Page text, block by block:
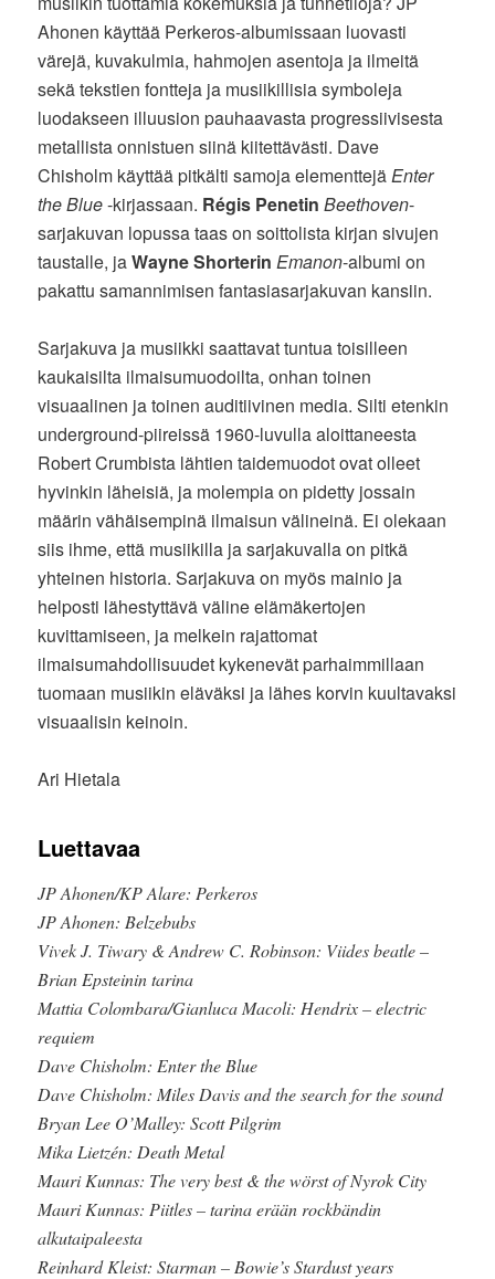
Ahonen käyttää Perkeros-albumissaan luovasti
värejä, kuvakulmia, hahmojen asentoja ja ilmeitä
sekä tekstien fontteja ja musiikillisia symboleja
luodakseen illuusion pauhaavasta progressiivisesta
metallista onnistuen siinä kiitettävästi. Dave
Chisholm käyttää pitkälti samoja elementtejäEnter
the Blue-kirjassaan. Régis Penetin Beethoven-
sarjakuvan lopussa taas on soittolista kirjan sivujen
taustalle, jaWayne Shorterin Emanon-albumi on
pakattu samannimisen fantasiasarjakuvan kansiin.
Sarjakuva ja musiikki saattavat tuntua toisilleen
kaukaisilta ilmaisumuodoilta, onhan toinen
visuaalinen ja toinen auditiivinen media. Silti etenkin
underground-piireissä 1960-luvulla aloittaneesta
Robert Crumbista lähtien taidemuodot ovat olleet
hyvinkin läheisiä, ja molempia on pidetty jossain
määrin vähäisempinä ilmaisun välineinä. Ei olekaan
siis ihme, että musiikilla ja sarjakuvalla on pitkä
yhteinen historia. Sarjakuva on myös mainio ja
helposti lähestyttävä väline elämäkertojen
kuvittamiseen, ja melkein rajattomat
ilmaisumahdollisuudet kykenevät parhaimmillaan
tuomaan musiikin eläväksi ja lähes korvin kuultavaksi
visuaalisin keinoin.
Ari Hietala
Luettavaa
JP Ahonen/KP Alare: Perkeros
JP Ahonen: Belzebubs
Vivek J. Tiwary & Andrew C. Robinson: Viides beatle –
Brian Epsteinin tarina
Mattia Colombara/Gianluca Macoli: Hendrix – electric
requiem
Dave Chisholm: Enter the Blue
Dave Chisholm: Miles Davis and the search for the sound
Bryan Lee O’Malley: Scott Pilgrim
Mika Lietzén: Death Metal
Mauri Kunnas: The very best & the wörst of Nyrok City
Mauri Kunnas: Piitles – tarina erään rockbändin
alkutaipaleesta
Reinhard Kleist: Starman – Bowie’s Stardust years